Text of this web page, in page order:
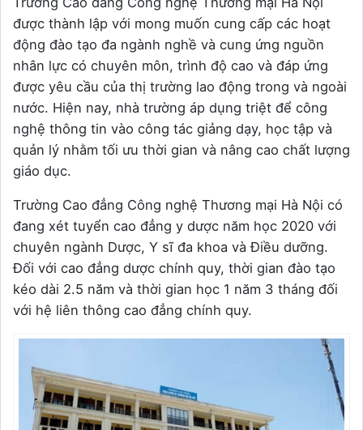
được thành lập với mong muốn cung cấp các hoạt
động đào tạo đa ngành nghề và cung ứng nguồn
nhân lực có chuyên môn, trình độ cao và đáp ứng
được yêu cầu của thị trường lao động trong và ngoài
nước. Hiện nay, nhà trường áp dụng triệt để công
nghệ thông tin vào công tác giảng dạy, học tập và
quản lý nhằm tối ưu thời gian và nâng cao chất lượng
giáo dục.
Trường Cao đẳng Công nghệ Thương mại Hà Nội có
đang xét tuyển cao đẳng y dược năm học 2020 với
chuyên ngành Dược, Y sĩ đa khoa và Điều dưỡng.
Đối với cao đẳng dược chính quy, thời gian đào tạo
kéo dài 2.5 năm và thời gian học 1 năm 3 tháng đối
với hệ liên thông cao đẳng chính quy.